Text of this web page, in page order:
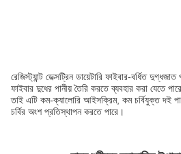
রেজিস্ট্যান্ট ডেক্সট্রিন ডায়েটারি ফাইবার-বর্ধিত
ফাইবার দুধের পানীয় তৈরি করতে ব্যবহার করা যেতে
তাই এটি কম-ক্যালোরি আইসক্রিম, কম চর্বিযুক্ত দই
চর্বির অংশ প্রতিস্থাপন করতে পারে।